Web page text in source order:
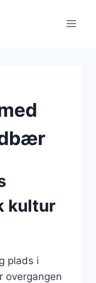
kultur
plads i
overgangen